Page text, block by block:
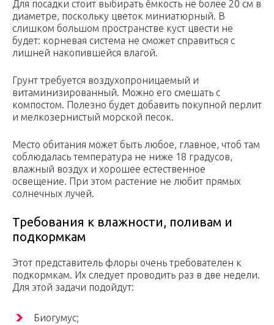
Для посадки стоит выбирать ёмкость не более 20 см в
диаметре, поскольку цветок миниатюрный. В
слишком большом пространстве куст цвести не
будет: корневая система не сможет справиться с
лишней накопившейся влагой.
Грунт требуется воздухопроницаемый и
витаминизированный. Можно его смешать с
компостом. Полезно будет добавить покупной перлит
и мелкозернистый морской песок.
Место обитания может быть любое, главное, чтоб там
соблюдалась температура не ниже 18 градусов,
влажный воздух и хорошее естественное
освещение. При этом растение не любит прямых
солнечных лучей.
Требования к влажности, поливам и
подкормкам
Этот представитель флоры очень требователен к
подкормкам. Их следует проводить раз в две недели.
Для этой задачи подойдут:
Биогумус;